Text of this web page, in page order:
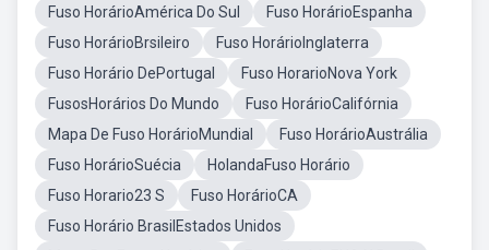
Fuso HorárioAmérica Do Sul
Fuso HorárioEspanha
Fuso HorárioBrsileiro
Fuso HorárioInglaterra
Fuso Horário DePortugal
Fuso HorarioNova York
FusosHorários Do Mundo
Fuso HorárioCalifórnia
Mapa De Fuso HorárioMundial
Fuso HorárioAustrália
Fuso HorárioSuécia
HolandaFuso Horário
Fuso Horario23 S
Fuso HorárioCA
Fuso Horário BrasilEstados Unidos